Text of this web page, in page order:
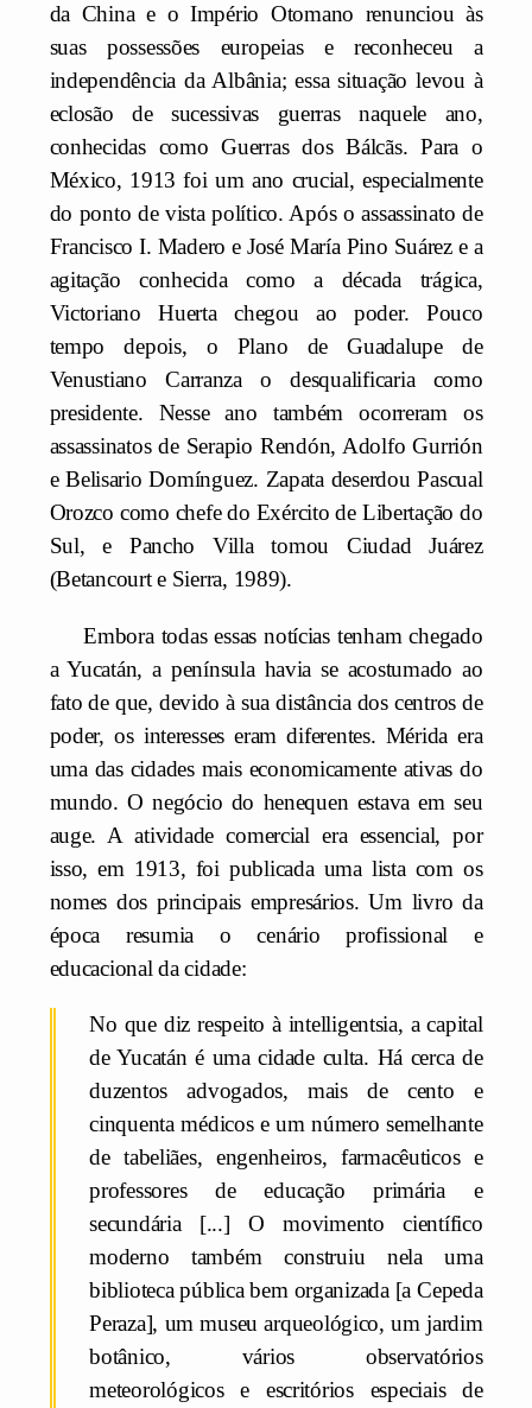
da China e o Império Otomano renunciou às
suas possessões europeias e reconheceu a
independência da Albânia; essa situação levou à
eclosão de sucessivas guerras naquele ano,
conhecidas como Guerras dos Bálcãs. Para o
México, 1913 foi um ano crucial, especialmente
do ponto de vista político. Após o assassinato de
Francisco I. Madero e José María Pino Suárez e a
agitação conhecida como a década trágica,
Victoriano Huerta chegou ao poder. Pouco
tempo depois, o Plano de Guadalupe de
Venustiano Carranza o desqualificaria como
presidente. Nesse ano também ocorreram os
assassinatos de Serapio Rendón, Adolfo Gurrión
e Belisario Domínguez. Zapata deserdou Pascual
Orozco como chefe do Exército de Libertação do
Sul, e Pancho Villa tomou Ciudad Juárez
(Betancourt e Sierra, 1989).
Embora todas essas notícias tenham chegado
a Yucatán, a península havia se acostumado ao
fato de que, devido à sua distância dos centros de
poder, os interesses eram diferentes. Mérida era
uma das cidades mais economicamente ativas do
mundo. O negócio do henequen estava em seu
auge. A atividade comercial era essencial, por
isso, em 1913, foi publicada uma lista com os
nomes dos principais empresários. Um livro da
época resumia o cenário profissional e
educacional da cidade:
No que diz respeito à intelligentsia, a capital
de Yucatán é uma cidade culta. Há cerca de
duzentos advogados, mais de cento e
cinquenta médicos e um número semelhante
de tabeliães, engenheiros, farmacêuticos e
professores de educação primária e
secundária [...] O movimento científico
moderno também construiu nela uma
biblioteca pública bem organizada [a Cepeda
Peraza], um museu arqueológico, um jardim
botânico, vários observatórios
meteorológicos e escritórios especiais de